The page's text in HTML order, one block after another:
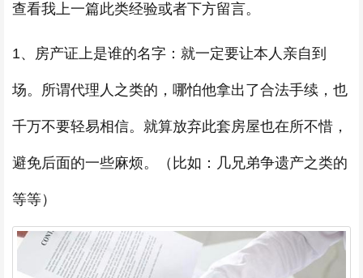
查看我上一篇此类经验或者下方留言。
1、房产证上是谁的名字：就一定要让本人亲自到
场。所谓代理人之类的，哪怕他拿出了合法手续，也
千万不要轻易相信。就算放弃此套房屋也在所不惜，
避免后面的一些麻烦。（比如：几兄弟争遗产之类的
等等）